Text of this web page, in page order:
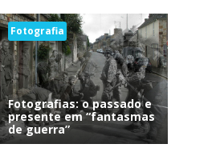
Fotografia
Fotografias: o passado e
presente em “fantasmas
de guerra”